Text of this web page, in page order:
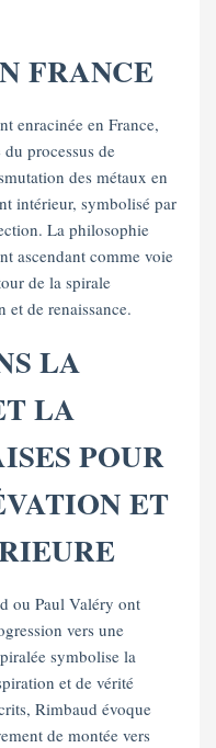
FRANCE
enracinée en France,
processus de
des métaux en
intérieur, symbolisé par
La philosophie
ascendant comme voie
de la spirale
et de renaissance.
LA
LA
POUR
ET
ou Paul Valéry ont
vers une
symbolise la
et de vérité
Rimbaud évoque
de montée vers